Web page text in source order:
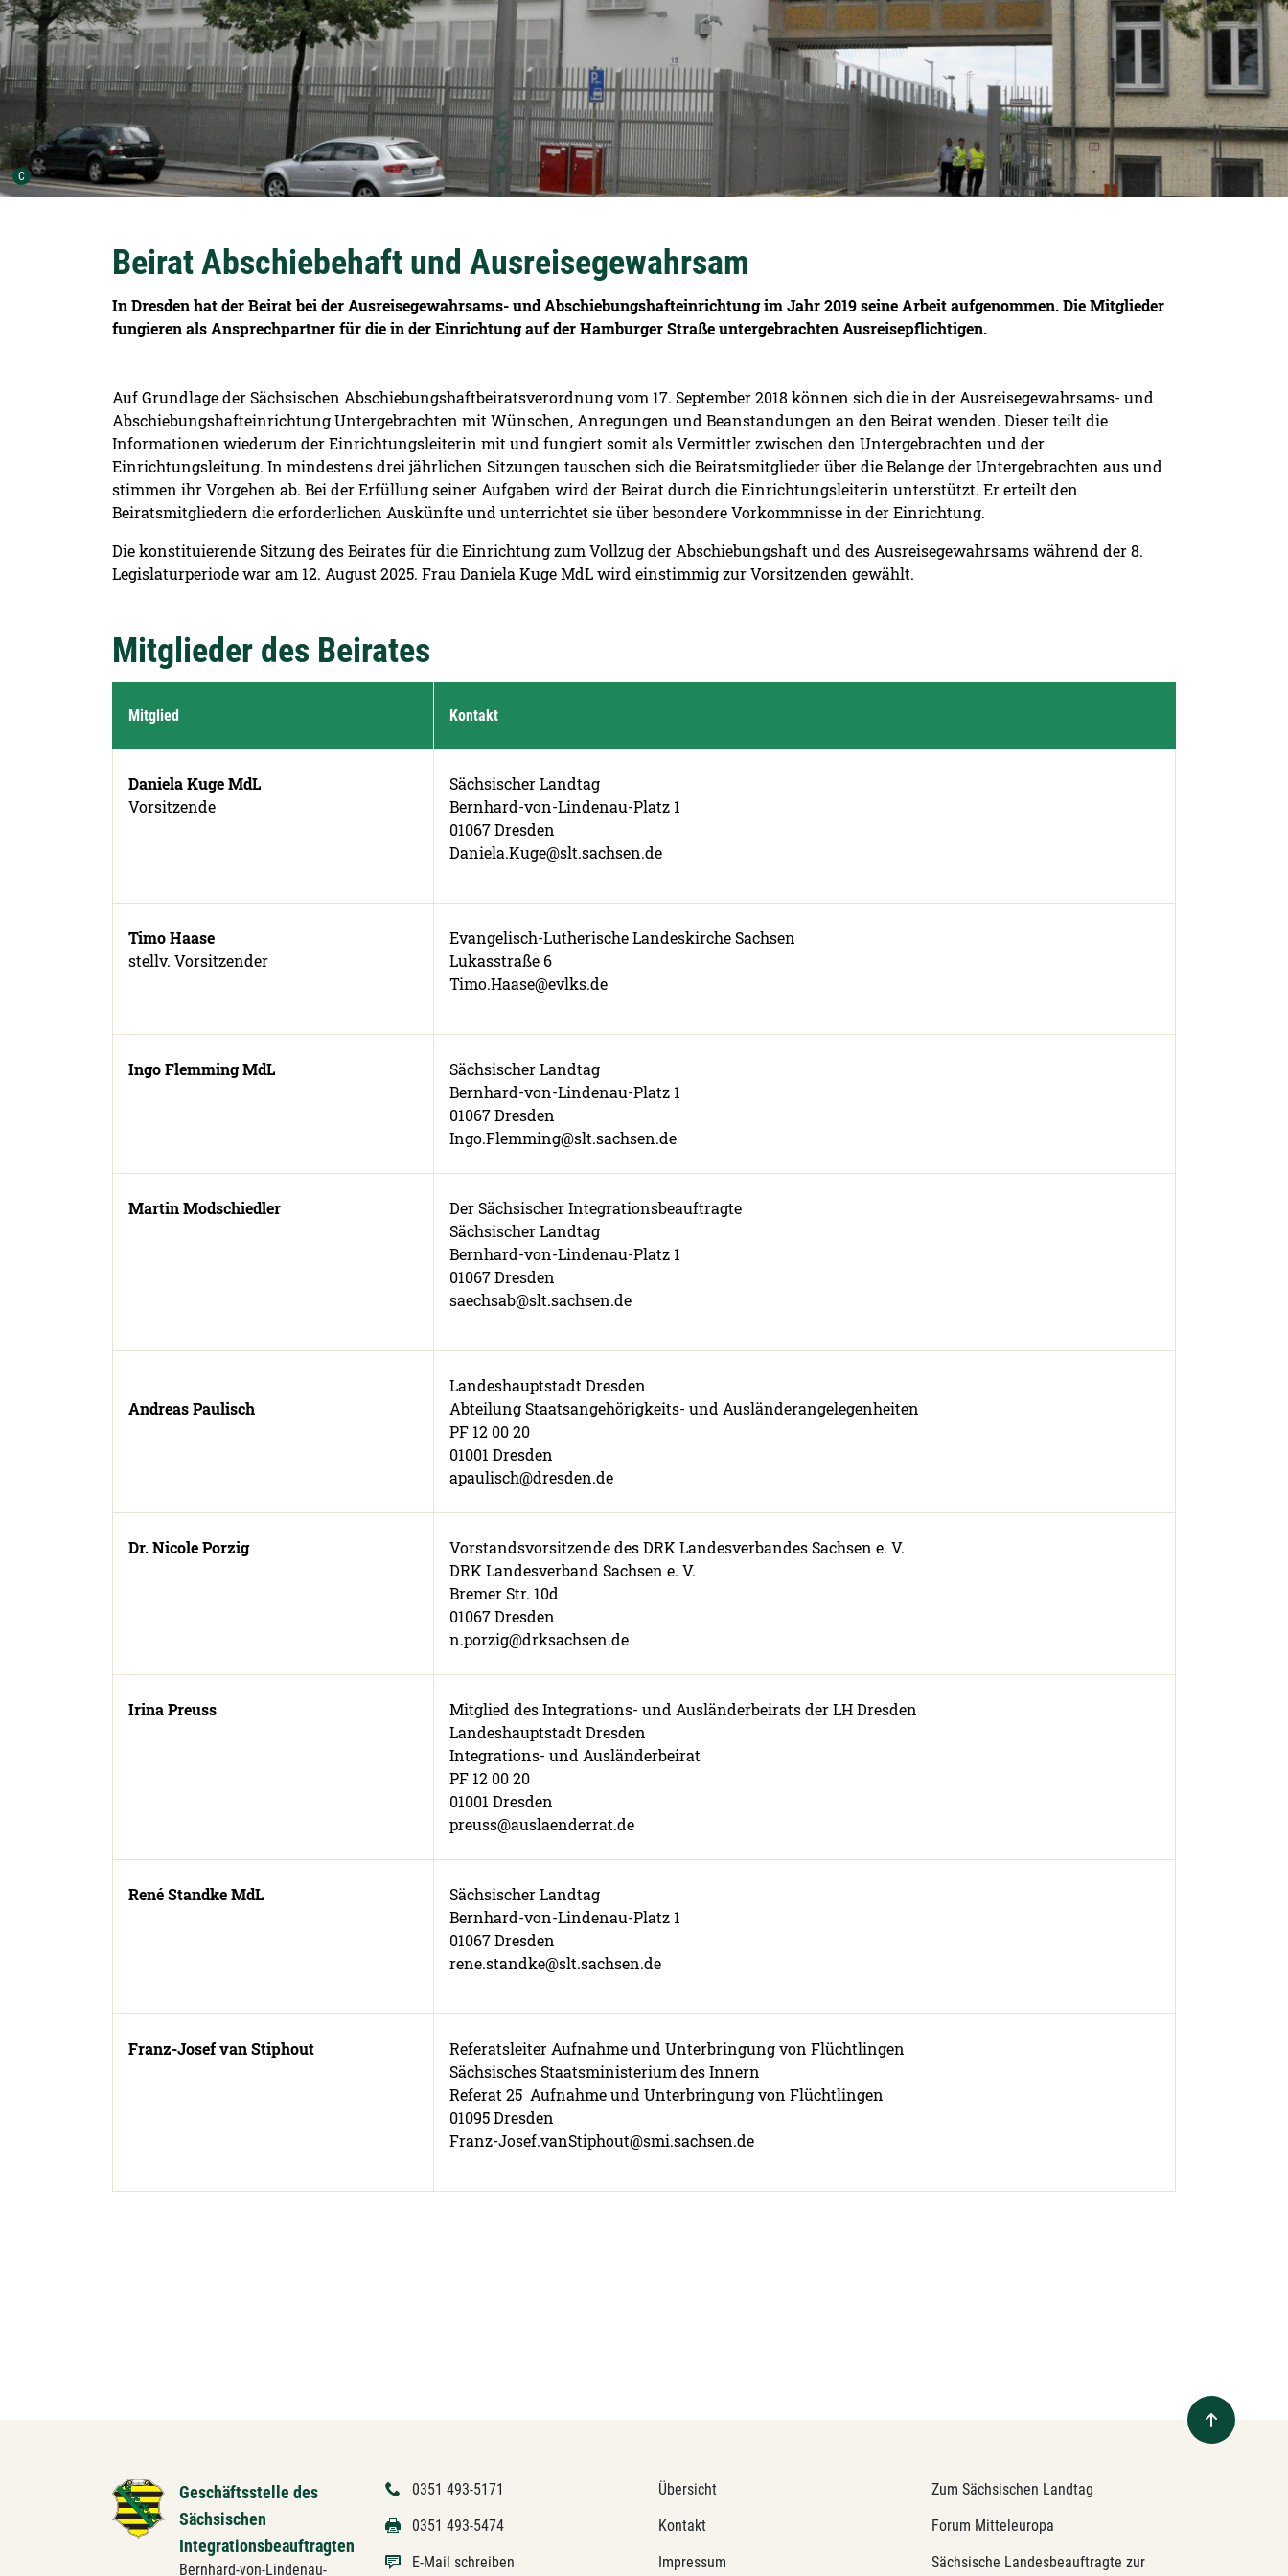
C Urheber der Grafik:
Beirat Abschiebehaft und Ausreisegewahrsam
In Dresden hat der Beirat bei der Ausreisegewahrsams- und Abschiebungshafteinrichtung im Jahr 2019 seine Arbeit aufgenommen. Die Mitglieder
fungieren als Ansprechpartner für die in der Einrichtung auf der Hamburger Straße untergebrachten Ausreisepflichtigen.
Auf Grundlage der Sächsischen Abschiebungshaftbeiratsverordnung vom 17. September 2018 können sich die in der Ausreisegewahrsams- und
Abschiebungshafteinrichtung Untergebrachten mit Wünschen, Anregungen und Beanstandungen an den Beirat wenden. Dieser teilt die
Informationen wiederum der Einrichtungsleiterin mit und fungiert somit als Vermittler zwischen den Untergebrachten und der
Einrichtungsleitung. In mindestens drei jährlichen Sitzungen tauschen sich die Beiratsmitglieder über die Belange der Untergebrachten aus und
stimmen ihr Vorgehen ab. Bei der Erfüllung seiner Aufgaben wird der Beirat durch die Einrichtungsleiterin unterstützt. Er erteilt den
Beiratsmitgliedern die erforderlichen Auskünfte und unterrichtet sie über besondere Vorkommnisse in der Einrichtung.
Die konstituierende Sitzung des Beirates für die Einrichtung zum Vollzug der Abschiebungshaft und des Ausreisegewahrsams während der 8.
Legislaturperiode war am 12. August 2025. Frau Daniela Kuge MdL wird einstimmig zur Vorsitzenden gewählt.
Mitglieder des Beirates
Mitglied Kontakt
Daniela Kuge MdL
Vorsitzende
Sächsischer Landtag
Bernhard-von-Lindenau-Platz 1
01067 Dresden
Daniela.Kuge@slt.sachsen.de
Timo Haase
stellv. Vorsitzender
Evangelisch-Lutherische Landeskirche Sachsen
Lukasstraße 6
Timo.Haase@evlks.de
Ingo Flemming MdL
Sächsischer Landtag
Bernhard-von-Lindenau-Platz 1
01067 Dresden
Ingo.Flemming@slt.sachsen.de
Martin Modschiedler
Der Sächsischer Integrationsbeauftragte
Sächsischer Landtag
Bernhard-von-Lindenau-Platz 1
01067 Dresden
saechsab@slt.sachsen.de
Andreas Paulisch
Landeshauptstadt Dresden
Abteilung Staatsangehörigkeits- und Ausländerangelegenheiten
PF 12 00 20
01001 Dresden
apaulisch@dresden.de
Dr. Nicole Porzig
Vorstandsvorsitzende des DRK Landesverbandes Sachsen e. V.
DRK Landesverband Sachsen e. V.
Bremer Str. 10d
01067 Dresden
n.porzig@drksachsen.de
Irina Preuss
Mitglied des Integrations- und Ausländerbeirats der LH Dresden
Landeshauptstadt Dresden
Integrations- und Ausländerbeirat
PF 12 00 20
01001 Dresden
preuss@auslaenderrat.de
René Standke MdL
Sächsischer Landtag
Bernhard-von-Lindenau-Platz 1
01067 Dresden
rene.standke@slt.sachsen.de
Franz-Josef van Stiphout
Referatsleiter Aufnahme und Unterbringung von Flüchtlingen
Sächsisches Staatsministerium des Innern
Referat 25 Aufnahme und Unterbringung von Flüchtlingen
01095 Dresden
Franz-Josef.vanStiphout@smi.sachsen.de
Geschäftsstelle des
Sächsischen
Integrationsbeauftragten
Bernhard-von-Lindenau-
0351 493-5171
0351 493-5474
E-Mail schreiben
Übersicht
Kontakt
Impressum
Zum Sächsischen Landtag
Forum Mitteleuropa
Sächsische Landesbeauftragte zur